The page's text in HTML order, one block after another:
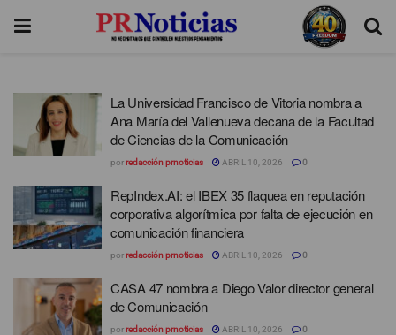
La Universidad Francisco de Vitoria nombra a
Ana María del Vallenueva decana de la Facultad
de Ciencias de la Comunicación
porredacción prnoticias ABRIL 10, 2026 0
RepIndex.AI: el IBEX 35 flaquea en reputación
corporativa algorítmica por falta de ejecución en
comunicación financiera
porredacción prnoticias ABRIL 10, 2026 0
CASA 47 nombra a Diego Valor director general
de Comunicación
porredacción prnoticias ABRIL 10, 2026 0